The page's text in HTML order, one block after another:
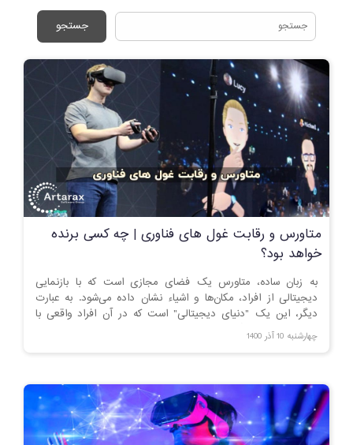
جستجو
متاورس و رقابت غول های فناوری | چه کسی برنده
خواهد بود؟
به زبان ساده، متاورس یک فضای مجازی است که با بازنمایی
دیجیتالی از افراد، مکان‌ها و اشیاء نشان داده می‌شود. به عبارت
دیگر، این یک "دنیای دیجیتالی" است که در آن افراد واقعی با
اشیاء دیجیتالی و آواتارها نمایش داده می شوند.
چهارشنبه 10 آذر 1400